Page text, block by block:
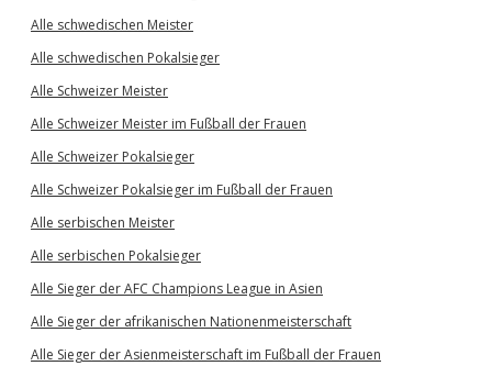
Alle schwedischen Meister
Alle schwedischen Pokalsieger
Alle Schweizer Meister
Alle Schweizer Meister im Fußball der Frauen
Alle Schweizer Pokalsieger
Alle Schweizer Pokalsieger im Fußball der Frauen
Alle serbischen Meister
Alle serbischen Pokalsieger
Alle Sieger der AFC Champions League in Asien
Alle Sieger der afrikanischen Nationenmeisterschaft
Alle Sieger der Asienmeisterschaft im Fußball der Frauen